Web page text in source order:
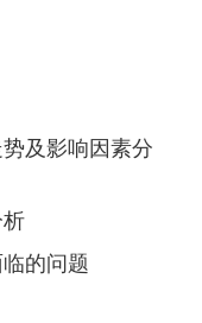
及影响因素分
的问题